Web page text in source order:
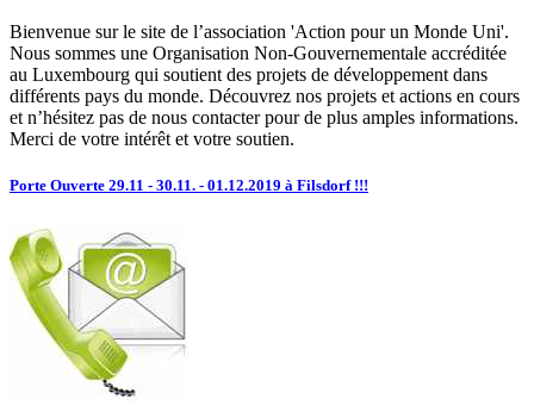
Bienvenue sur le site de l’association 'Action pour un Monde Uni'.
Nous sommes une Organisation Non-Gouvernementale accréditée
au Luxembourg qui soutient des projets de développement dans
différents pays du monde. Découvrez nos projets et actions en cours
et n’hésitez pas de nous contacter pour de plus amples informations.
Merci de votre intérêt et votre soutien.
Porte Ouverte 29.11 - 30.11. - 01.12.2019 à Filsdorf !!!